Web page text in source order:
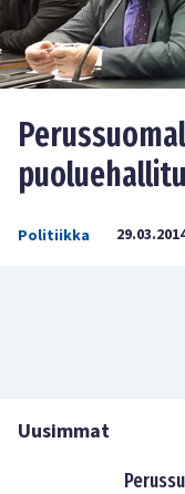
Politiikka
Uusimmat